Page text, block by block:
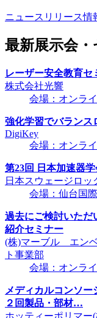
ニュースリリース情
最新展示会
レーザー安全教育セ
株式会社光響
会場：オンラ
強化学習でバランス
DigiKey
会場：オンラ
第23回 日本加速器
日本スウェージロッ
会場：仙台国
過去にご検討いただ
紹介セミナー
(株)マーブル エン
ト事業部
会場：オンラ
メディカルコンソ
２回製品・部材…